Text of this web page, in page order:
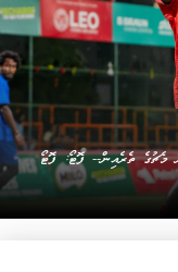
ކުޅުނު މެޗުގެ ތެރެއިން-- ފޮޓޯ: ފޮޓޯ